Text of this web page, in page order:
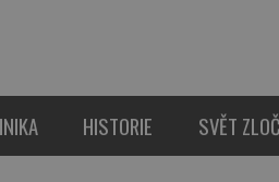
HISTORIE SVĚT